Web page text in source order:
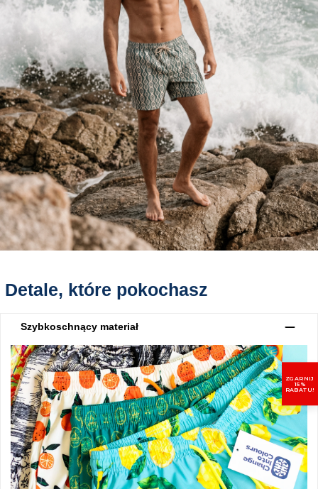
Detale, które pokochasz
Szybkoschnący materiał
ZGARNIJ
15%
RABATU!